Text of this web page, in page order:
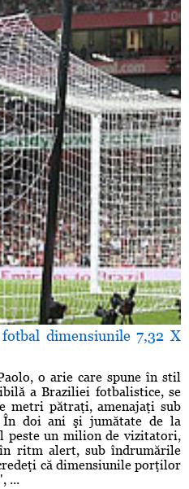
dimensiunile 7,32 X
o arie care spune în stil
a Braziliei fotbalistice, se
metri pătraţi, amenajaţi sub
În doi ani şi jumătate de la
peste un milion de vizitatori,
ritm alert, sub îndrumările
că dimensiunile porţilor
...